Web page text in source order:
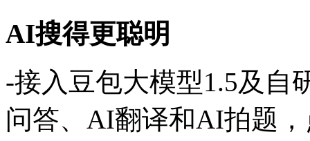
AI搜得更聪明
-接入豆包大模型1.5及自
问答、AI翻译和AI拍题